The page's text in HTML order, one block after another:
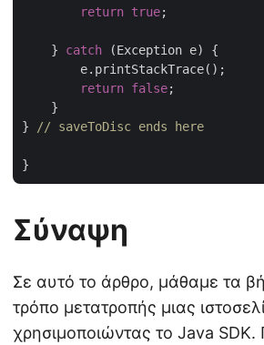
return true;
    }
catch (Exception e) {
return false;
    }
}
// saveToDisc ends here
Σύναψη
Σε αυτό το άρθρο, μάθαμε τα
τρόπο μετατροπής μιας
χρησιμοποιώντας το Java